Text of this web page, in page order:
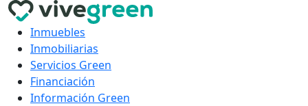
Inmuebles
Inmobiliarias
Servicios Green
Financiación
Información Green